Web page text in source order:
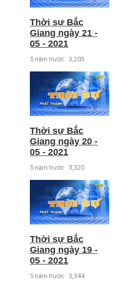
Thời sự Bắc
Giang ngày 21 -
05 - 2021
5 năm trước 3,203
Thời sự Bắc
Giang ngày 20 -
05 - 2021
5 năm trước 3,320
Thời sự Bắc
Giang ngày 19 -
05 - 2021
5 năm trước 3,344